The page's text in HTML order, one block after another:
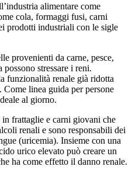
alimentare come
cola, formaggi fusi, carni
prodotti industriali con le sigle
provenienti da carne, pesce,
possono stressare i reni.
funzionalità renale già ridotta
Come linea guida per persone
al giorno.
in frattaglie e carni giovani che
renali e sono responsabili dei
(uricemia). Insieme con una
urico elevato può creare un
ha come effetto il danno renale.